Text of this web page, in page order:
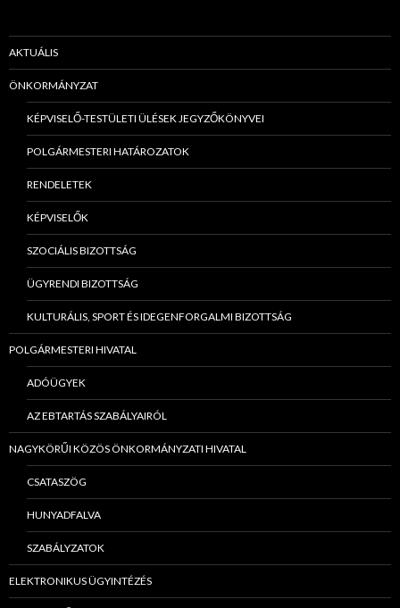
AKTUÁLIS
ÖNKORMÁNYZAT
KÉPVISELŐ-TESTÜLETI ÜLÉSEK JEGYZŐKÖNYVEI
POLGÁRMESTERI HATÁROZATOK
RENDELETEK
KÉPVISELŐK
SZOCIÁLIS BIZOTTSÁG
ÜGYRENDI BIZOTTSÁG
KULTURÁLIS, SPORT ÉS IDEGENFORGALMI BIZOTTSÁG
POLGÁRMESTERI HIVATAL
ADÓÜGYEK
AZ EBTARTÁS SZABÁLYAIRÓL
NAGYKÖRŰI KÖZÖS ÖNKORMÁNYZATI HIVATAL
CSATASZÖG
HUNYADFALVA
SZABÁLYZATOK
ELEKTRONIKUS ÜGYINTÉZÉS